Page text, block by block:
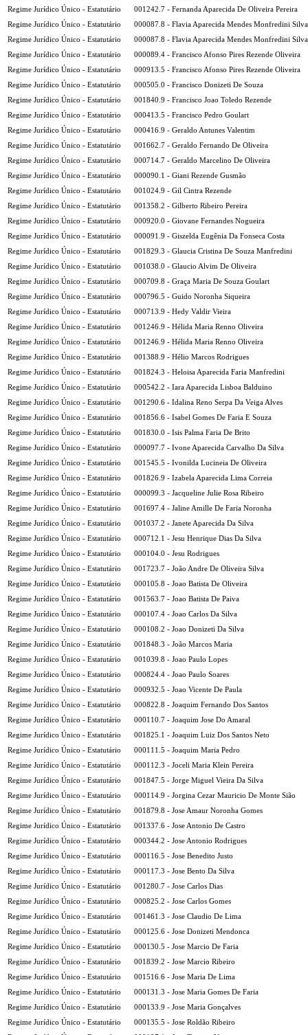
Regime Jurídico Único - Estatutário
001242.7 - Fernanda Aparecida De Oliveira Pereira
Regime Jurídico Único - Estatutário
000087.8 - Flavia Aparecida Mendes Monfredini Silva
Regime Jurídico Único - Estatutário
000087.8 - Flavia Aparecida Mendes Monfredini Silva
Regime Jurídico Único - Estatutário
000089.4 - Francisco Afonso Pires Rezende Oliveira
Regime Jurídico Único - Estatutário
000913.5 - Francisco Afonso Pires Rezende Oliveira
Regime Jurídico Único - Estatutário
000505.0 - Francisco Donizeti De Souza
Regime Jurídico Único - Estatutário
001840.9 - Francisco Joao Toledo Rezende
Regime Jurídico Único - Estatutário
000413.5 - Francisco Pedro Goulart
Regime Jurídico Único - Estatutário
000416.9 - Geraldo Antunes Valentim
Regime Jurídico Único - Estatutário
001662.7 - Geraldo Fernando De Oliveira
Regime Jurídico Único - Estatutário
000714.7 - Geraldo Marcelino De Oliveira
Regime Jurídico Único - Estatutário
000090.1 - Giani Rezende Gusmão
Regime Jurídico Único - Estatutário
001024.9 - Gil Cintra Rezende
Regime Jurídico Único - Estatutário
001358.2 - Gilberto Ribeiro Pereira
Regime Jurídico Único - Estatutário
000920.0 - Giovane Fernandes Nogueira
Regime Jurídico Único - Estatutário
000091.9 - Giszelda Eugênia Da Fonseca Costa
Regime Jurídico Único - Estatutário
001829.3 - Glaucia Cristina De Souza Manfredini
Regime Jurídico Único - Estatutário
001038.0 - Glaucio Alvim De Oliveira
Regime Jurídico Único - Estatutário
000709.8 - Graça Maria De Souza Goulart
Regime Jurídico Único - Estatutário
000796.5 - Guido Noronha Siqueira
Regime Jurídico Único - Estatutário
000713.9 - Hedy Valdir Vieira
Regime Jurídico Único - Estatutário
001246.9 - Hélida Maria Renno Oliveira
Regime Jurídico Único - Estatutário
001246.9 - Hélida Maria Renno Oliveira
Regime Jurídico Único - Estatutário
001388.9 - Hélio Marcos Rodrigues
Regime Jurídico Único - Estatutário
001824.3 - Heloisa Aparecida Faria Manfredini
Regime Jurídico Único - Estatutário
000542.2 - Iara Aparecida Lisboa Balduino
Regime Jurídico Único - Estatutário
001290.6 - Idalina Reno Serpa Da Veiga Alves
Regime Jurídico Único - Estatutário
001856.6 - Isabel Gomes De Faria E Souza
Regime Jurídico Único - Estatutário
001830.0 - Isis Palma Faria De Brito
Regime Jurídico Único - Estatutário
000097.7 - Ivone Aparecida Carvalho Da Silva
Regime Jurídico Único - Estatutário
001545.5 - Ivonilda Lucineia De Oliveira
Regime Jurídico Único - Estatutário
001826.9 - Izabela Aparecida Lima Correia
Regime Jurídico Único - Estatutário
000099.3 - Jacqueline Julie Rosa Ribeiro
Regime Jurídico Único - Estatutário
001697.4 - Jaline Amille De Faria Noronha
Regime Jurídico Único - Estatutário
001037.2 - Janete Aparecida Da Silva
Regime Jurídico Único - Estatutário
000712.1 - Jesu Henrique Dias Da Silva
Regime Jurídico Único - Estatutário
000104.0 - Jesu Rodrigues
Regime Jurídico Único - Estatutário
001723.7 - João Andre De Oliveira Silva
Regime Jurídico Único - Estatutário
000105.8 - Joao Batista De Oliveira
Regime Jurídico Único - Estatutário
001563.7 - Joao Batista De Paiva
Regime Jurídico Único - Estatutário
000107.4 - Joao Carlos Da Silva
Regime Jurídico Único - Estatutário
000108.2 - Joao Donizeti Da Silva
Regime Jurídico Único - Estatutário
001848.3 - João Marcos Maria
Regime Jurídico Único - Estatutário
001039.8 - Joao Paulo Lopes
Regime Jurídico Único - Estatutário
000824.4 - Joao Paulo Soares
Regime Jurídico Único - Estatutário
000932.5 - Joao Vicente De Paula
Regime Jurídico Único - Estatutário
000822.8 - Joaquim Fernando Dos Santos
Regime Jurídico Único - Estatutário
000110.7 - Joaquim Jose Do Amaral
Regime Jurídico Único - Estatutário
001825.1 - Joaquim Luiz Dos Santos Neto
Regime Jurídico Único - Estatutário
000111.5 - Joaquim Maria Pedro
Regime Jurídico Único - Estatutário
000112.3 - Joceli Maria Klein Pereira
Regime Jurídico Único - Estatutário
001847.5 - Jorge Miguel Vieira Da Silva
Regime Jurídico Único - Estatutário
000114.9 - Jorgina Cezar Mauricio De Monte Sião
Regime Jurídico Único - Estatutário
001879.8 - Jose Amaur Noronha Gomes
Regime Jurídico Único - Estatutário
001337.6 - Jose Antonio De Castro
Regime Jurídico Único - Estatutário
000344.2 - Jose Antonio Rodrigues
Regime Jurídico Único - Estatutário
000116.5 - Jose Benedito Justo
Regime Jurídico Único - Estatutário
000117.3 - Jose Bento Da Silva
Regime Jurídico Único - Estatutário
001280.7 - Jose Carlos Dias
Regime Jurídico Único - Estatutário
000825.2 - Jose Carlos Gomes
Regime Jurídico Único - Estatutário
001461.3 - Jose Claudio De Lima
Regime Jurídico Único - Estatutário
000125.6 - Jose Donizeti Mendonca
Regime Jurídico Único - Estatutário
000130.5 - Jose Marcio De Faria
Regime Jurídico Único - Estatutário
001839.2 - Jose Marcio Ribeiro
Regime Jurídico Único - Estatutário
001516.6 - Jose Maria De Lima
Regime Jurídico Único - Estatutário
000131.3 - Jose Maria Gomes De Faria
Regime Jurídico Único - Estatutário
000133.9 - Jose Maria Gonçalves
Regime Jurídico Único - Estatutário
000135.5 - Jose Roldão Ribeiro